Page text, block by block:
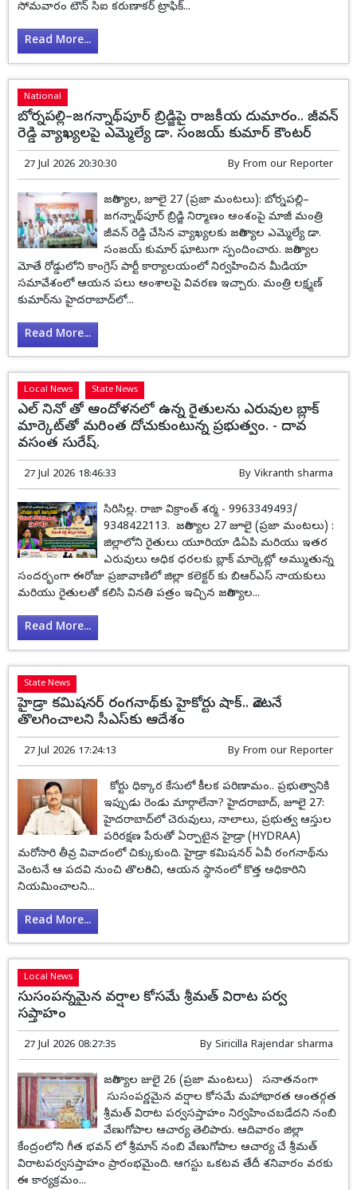
సోమవారం టౌన్ సిఐ కరుణాకర్ ట్రాఫిక్...
Read More...
National
బోర్నపల్లి–జగన్నాథ్‌పూర్ బ్రిడ్జిపై రాజకీయ దుమారం.. జీవన్
రెడ్డి వ్యాఖ్యలపై ఎమ్మెల్యే డా. సంజయ్ కుమార్ కౌంటర్
27 Jul 2026 20:30:30 By From our Reporter
జగిత్యాల, జూలై 27 (ప్రజా మంటలు): బోర్నపల్లి–
జగన్నాథ్‌పూర్ బ్రిడ్జి నిర్మాణం అంశంపై మాజీ మంత్రి
జీవన్ రెడ్డి చేసిన వ్యాఖ్యలకు జగిత్యాల ఎమ్మెల్యే డా.
సంజయ్ కుమార్ ఘాటుగా స్పందించారు. జగిత్యాల
మోతే రోడ్డులోని కాంగ్రెస్ పార్టీ కార్యాలయంలో నిర్వహించిన మీడియా
సమావేశంలో ఆయన పలు అంశాలపై వివరణ ఇచ్చారు. మంత్రి లక్ష్మణ్
కుమార్‌ను హైదరాబాద్‌లో...
Read More...
Local News State News
ఎల్ నినో తో ఆందోళనలో ఉన్న రైతులను ఎరువుల బ్లాక్
మార్కెట్‌తో మరింత దోచుకుంటున్న ప్రభుత్వం. - దావ
వసంత సురేష్.
27 Jul 2026 18:46:33 By Vikranth sharma
సిరిసిల్ల. రాజా విక్రాంత్ శర్మ - 9963349493/
9348422113. జగిత్యాల 27 జూలై (ప్రజా మంటలు) :
జిల్లాలోని రైతులు యూరియా డిఏపి మరియు ఇతర
ఎరువులు అధిక ధరలకు బ్లాక్ మార్కెట్లో అమ్ముతున్న
సందర్భంగా ఈరోజు ప్రజావాణిలో జిల్లా కలెక్టర్ కు బిఆర్ఎస్ నాయకులు
మరియు రైతులతో కలిసి వినతి పత్రం ఇచ్చిన జగిత్యాల...
Read More...
State News
హైడ్రా కమిషనర్ రంగనాథ్‌కు హైకోర్టు షాక్‌.. వెంటనే
తొలగించాలని సీఎస్‌కు ఆదేశం
27 Jul 2026 17:24:13 By From our Reporter
కోర్టు ధిక్కార కేసులో కీలక పరిణామం.. ప్రభుత్వానికి
ఇప్పుడు రెండు మార్గాలేనా? హైదరాబాద్, జూలై 27:
హైదరాబాద్‌లో చెరువులు, నాలాలు, ప్రభుత్వ ఆస్తుల
పరిరక్షణ పేరుతో ఏర్పాటైన హైడ్రా (HYDRAA)
మరోసారి తీవ్ర వివాదంలో చిక్కుకుంది. హైడ్రా కమిషనర్ ఏవీ రంగనాథ్‌ను
వెంటనే ఆ పదవి నుంచి తొలగించి, ఆయన స్థానంలో కొత్త అధికారిని
నియమించాలని...
Read More...
Local News
సుసంపన్నమైన వర్షాల కోసమే శ్రీమత్ విరాట పర్వ
సప్తాహం
27 Jul 2026 08:27:35 By Siricilla Rajendar sharma
జగిత్యాల జులై 26 (ప్రజా మంటలు) సనాతనంగా
సుసంపర్ణమైన వర్షాల కోసమే మహాభారత అంతర్గత
శ్రీమత్ విరాట పర్వసప్తాహం నిర్వహించబడేదని నంబి
వేణుగోపాల ఆచార్య తెలిపారు. ఆదివారం జిల్లా
కేంద్రంలోని గీత భవన్ లో శ్రీమాన్ నంబి వేణుగోపాల ఆచార్య చే శ్రీమత్
విరాటపర్వసప్తాహం ప్రారంభమైంది. ఆగస్టు ఒకటవ తేదీ శనివారం వరకు
ఈ కార్యక్రమం...